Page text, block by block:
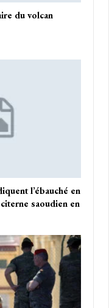
du volcan
l’ébauché en
saoudien en